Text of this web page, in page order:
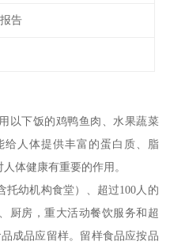
告
以下饭的鸡鸭鱼肉、水果蔬菜
人体提供丰富的蛋白质、脂
体健康有重要的作用。
托幼机构食堂）、超过100人的
厨房，重大活动餐饮服务和超
成品应留样。留样食品应按品